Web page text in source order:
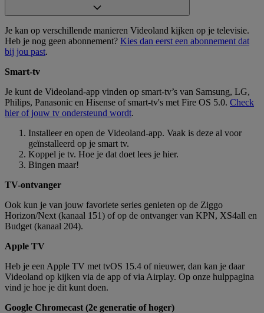
Je kan op verschillende manieren Videoland kijken op je televisie.
Heb je nog geen abonnement? Kies dan eerst een abonnement dat
bij jou past.
Smart-tv
Je kunt de Videoland-app vinden op smart-tv’s van Samsung, LG,
Philips, Panasonic en Hisense of smart-tv's met Fire OS 5.0. Check
hier of jouw tv ondersteund wordt.
Installeer en open de Videoland-app. Vaak is deze al voor
geïnstalleerd op je smart tv.
Koppel je tv. Hoe je dat doet lees je hier.
Bingen maar!
TV-ontvanger
Ook kun je van jouw favoriete series genieten op de Ziggo
Horizon/Next (kanaal 151) of op de ontvanger van KPN, XS4all en
Budget (kanaal 204).
Apple TV
Heb je een Apple TV met tvOS 15.4 of nieuwer, dan kan je daar
Videoland op kijken via de app of via Airplay. Op onze hulppagina
vind je hoe je dit kunt doen.
Google Chromecast (2e generatie of hoger)